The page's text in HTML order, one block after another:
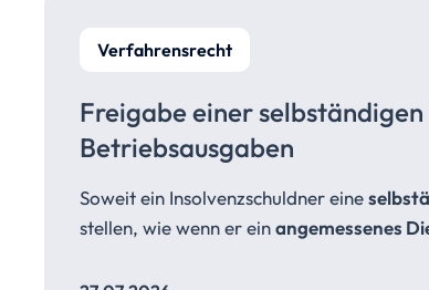
Verfahrensrecht
Freigabe einer
Betriebsausgaben
Soweit ein Insolvenzschuldner eine
stellen, wie wenn er einangemessenes